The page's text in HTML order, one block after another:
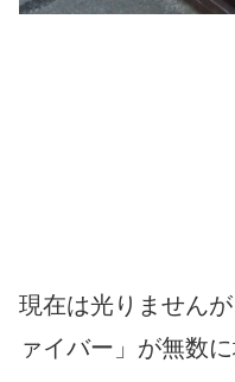
現在は光りません
ァイバー」が無数